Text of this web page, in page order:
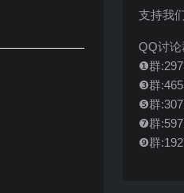
支持我
QQ讨论
❶群
❸群
❺群
❼群
❾群